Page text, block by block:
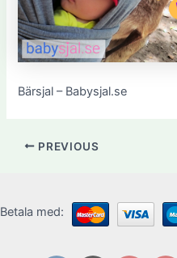
Bärsjal – Babysjal.se
PREVIOUS
Betala med: